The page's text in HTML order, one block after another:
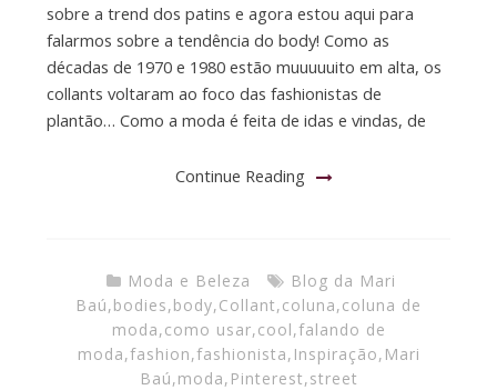
sobre a trend dos patins e agora estou aqui para
falarmos sobre a tendência do body! Como as
décadas de 1970 e 1980 estão muuuuuito em alta, os
collants voltaram ao foco das fashionistas de
plantão… Como a moda é feita de idas e vindas, de
Continue Reading
Moda e Beleza
Blog da Mari
Baú,bodies,body,Collant,coluna,coluna de
moda,como usar,cool,falando de
moda,fashion,fashionista, Inspiração, Mari
Baú,moda, Pinterest,street